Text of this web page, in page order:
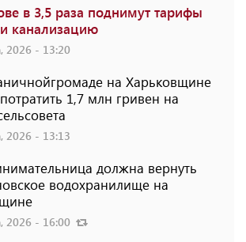
в 3,5 раза поднимут тарифы
канализацию
2026 - 13:20
на Харьковщине
1,7 млн ​​гривен на
2026 - 13:13
должна вернуть
водохранилище на
2026 - 16:00